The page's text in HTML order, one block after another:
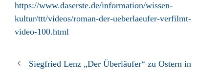
https://www.daserste.de/information/wissen-
kultur/ttt/videos/roman-der-ueberlaeufer-verfilmt-
video-100.html
Siegfried Lenz „Der Überläufer“ zu Ostern in